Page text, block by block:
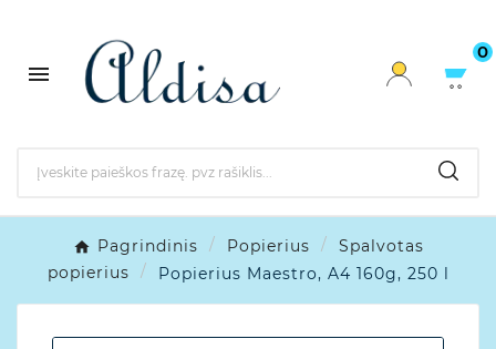

0
Pagrindinis Popierius
Spalvotas
popierius
Popierius Maestro, A4 160g, 250 l